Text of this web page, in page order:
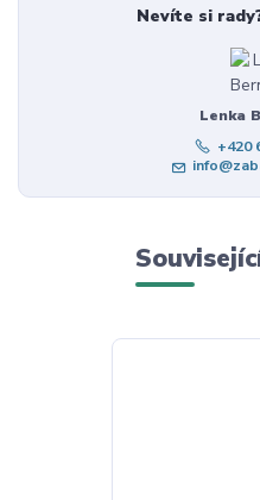
Nevíte si
Lenka
+420